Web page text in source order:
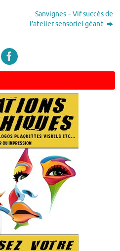
Sanvignes – Vif succès de
l’atelier sensoriel géant